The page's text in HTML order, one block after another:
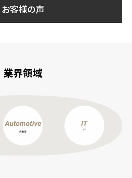
お客様の声
業界領域